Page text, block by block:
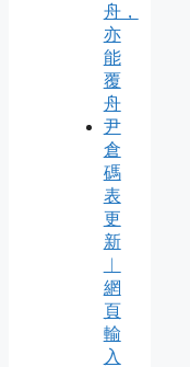
舟，
亦
能
覆
舟
尹
倉
碼
表
更
新
︱
網
頁
輸
入